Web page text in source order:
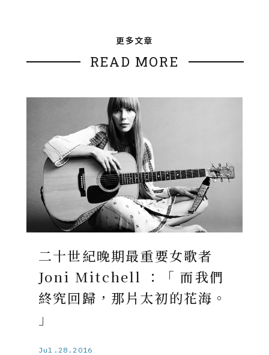
更多文章
READ MORE
二十世紀晚期最重要女歌者
Joni Mitchell ：「 而我們
終究回歸，那片太初的花海。
」
Jul.28.2016